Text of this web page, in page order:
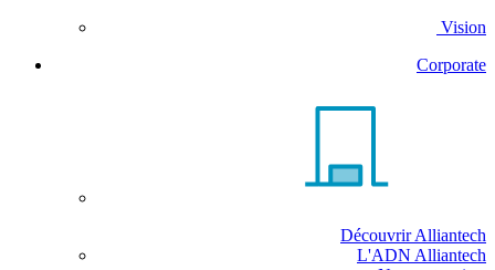
Vision
Corporate
Découvrir Alliantech
L'ADN Alliantech